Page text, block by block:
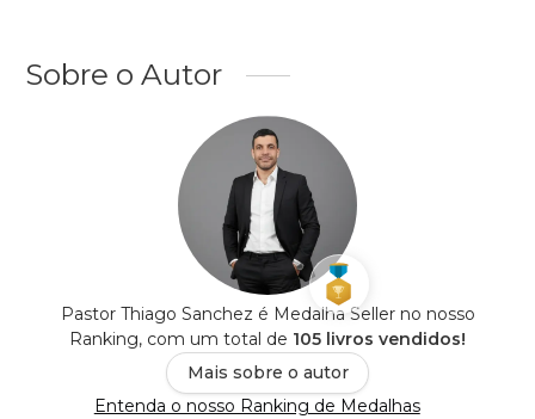
Sobre o Autor
Pastor Thiago Sanchez é Medalha Seller no nosso
Ranking, com um total de 105 livros vendidos!
Mais sobre o autor
Entenda o nosso Ranking de Medalhas